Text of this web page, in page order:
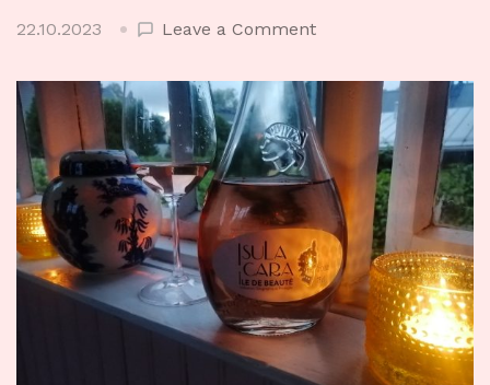
22.10.2023 Leave a Commenton
maistoja